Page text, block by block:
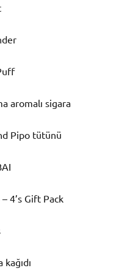
aromalı sigara
Pipo tütünü
4’s Gift Pack